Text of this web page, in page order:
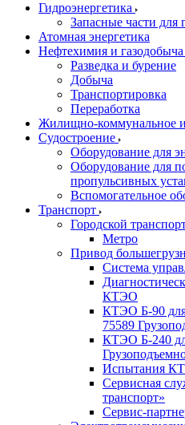
Гидроэнергетика
Запасные части для
Атомная энергетика
Нефтехимия и газодобыча
Разведка и бурение
Добыча
Транспортировка
Переработка
Жилищно-коммунальное и
Судостроение
Оборудование для
Оборудование для
пропульсивных
Вспомогательное
Транспорт
Городской
Метро
Привод
Система
КТЭО
КТЭО Б-90
75589
КТЭО Б-240
Испытания
Сервисная
транспорт»
Сервис-